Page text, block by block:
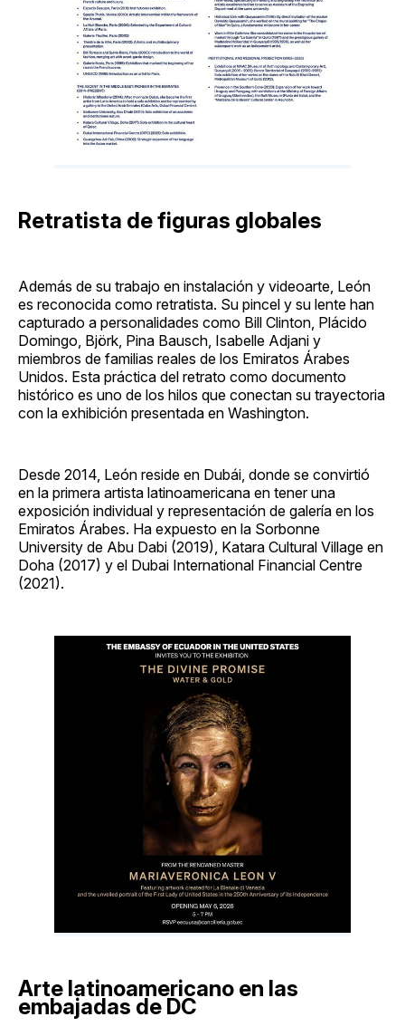
Retratista de figuras globales
Además de su trabajo en instalación y videoarte, León
es reconocida como retratista. Su pincel y su lente han
capturado a personalidades como Bill Clinton, Plácido
Domingo, Björk, Pina Bausch, Isabelle Adjani y
miembros de familias reales de los Emiratos Árabes
Unidos. Esta práctica del retrato como documento
histórico es uno de los hilos que conectan su trayectoria
con la exhibición presentada en Washington.
Desde 2014, León reside en Dubái, donde se convirtió
en la primera artista latinoamericana en tener una
exposición individual y representación de galería en los
Emiratos Árabes. Ha expuesto en la Sorbonne
University de Abu Dabi (2019), Katara Cultural Village en
Doha (2017) y el Dubai International Financial Centre
(2021).
Arte latinoamericano en las
embajadas de DC